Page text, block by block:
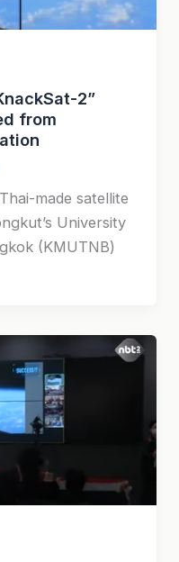
2”
from
made satellite
University
(KMUTNB)